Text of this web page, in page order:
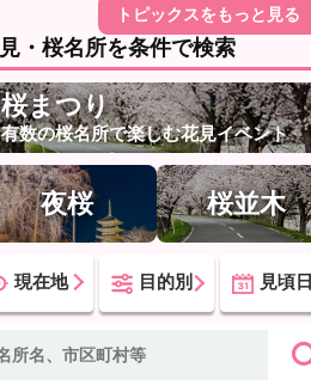
トピックスをもっと見る
・桜名所を条件で検索
桜まつり
有数の桜名所で楽しむ花見イベント
夜桜 桜並木
現在地 目的別 見頃日